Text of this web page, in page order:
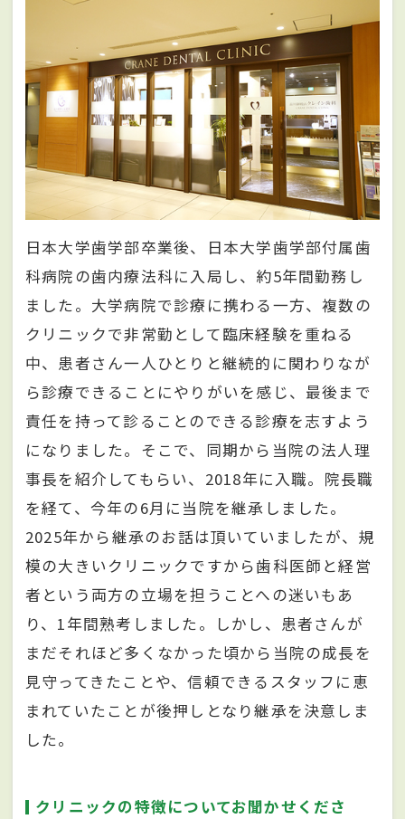
日本大学歯学部卒業後、日本大学歯学部付属歯
科病院の歯内療法科に入局し、約5年間勤務し
ました。大学病院で診療に携わる一方、複数の
クリニックで非常勤として臨床経験を重ねる
中、患者さん一人ひとりと継続的に関わりなが
ら診療できることにやりがいを感じ、最後まで
責任を持って診ることのできる診療を志すよう
になりました。そこで、同期から当院の法人理
事長を紹介してもらい、2018年に入職。院長職
を経て、今年の6月に当院を継承しました。
2025年から継承のお話は頂いていましたが、規
模の大きいクリニックですから歯科医師と経営
者という両方の立場を担うことへの迷いもあ
り、1年間熟考しました。しかし、患者さんが
まだそれほど多くなかった頃から当院の成長を
見守ってきたことや、信頼できるスタッフに恵
まれていたことが後押しとなり継承を決意しま
した。
クリニックの特徴についてお聞かせくださ